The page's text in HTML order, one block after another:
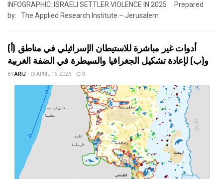
INFOGRAPHIC: ISRAELI SETTLER VIOLENCE IN 2025 Prepared
by: The Applied Research Institute – Jerusalem
أدوات غير مباشرة للاستيطان الإسرائيلي في مناطق (أ)
BYARIJ APRIL 16, 2026 0